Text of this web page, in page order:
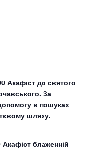
Акафіст до святого
За
в пошуках
шляху.
блаженній